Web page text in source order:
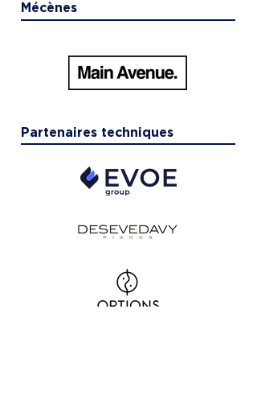
Mécènes
Partenaires techniques